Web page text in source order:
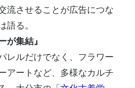
流させることが広告につな
語る。
が集結』
レルだけでなく、フラワー
アートなど、多様なカルチ